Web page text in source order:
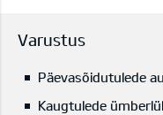
Varustus
Päevasõidutulede
Kaugtulede